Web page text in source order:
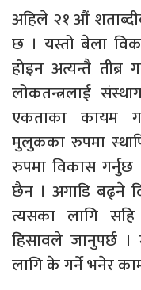
अहिले २१ औं
छ । यस्तो बेला
होइन अत्यन्तै तीब्र
लोकतन्त्रलाई
एकताका कायम
मुलुकका रुपमा
रुपमा विकास गर्नुछ
छैन । अगाडि बढ्ने
त्यसका लागि सहि
हिसावले जानुपर्छ
लागि के गर्ने भनेर